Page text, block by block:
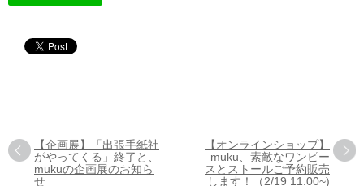
【企画展】「出張手紙社
がやってくる」終了と、
mukuの企画展のお知ら
せ
【オンラインショップ】
muku、素敵なワンピー
スとストールご予約販売
します！（2/19 11:00~)